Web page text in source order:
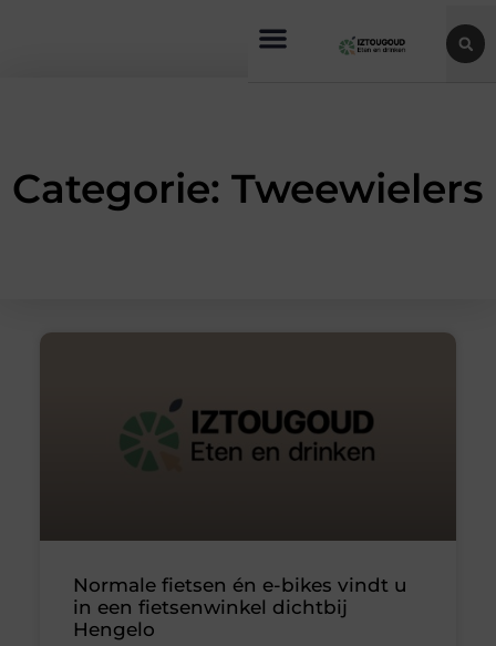
Categorie: Tweewielers
Normale fietsen én e-bikes vindt u
in een fietsenwinkel dichtbij
Hengelo